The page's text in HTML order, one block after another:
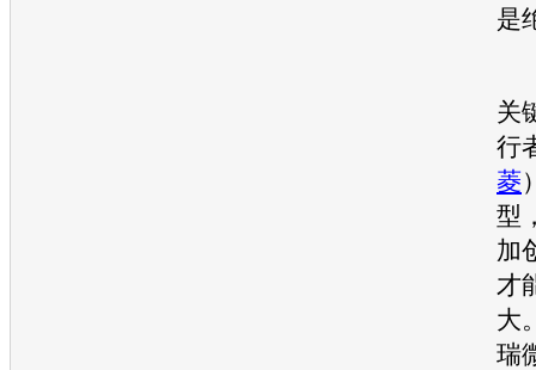
是
关
行
菱
型
加
才
大
瑞